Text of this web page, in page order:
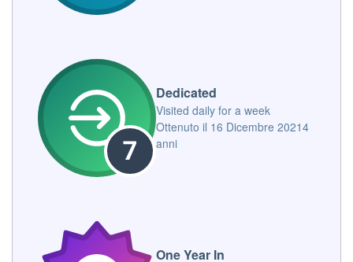
Dedicated
Visited daily for a week
Ottenuto il 16 Dicembre 20214
anni
One Year In